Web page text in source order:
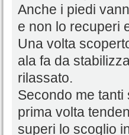
Anche i piedi
e non lo recuperi
Una volta
ala fa da
rilassato.
Secondo me
prima volta
superi lo scoglio